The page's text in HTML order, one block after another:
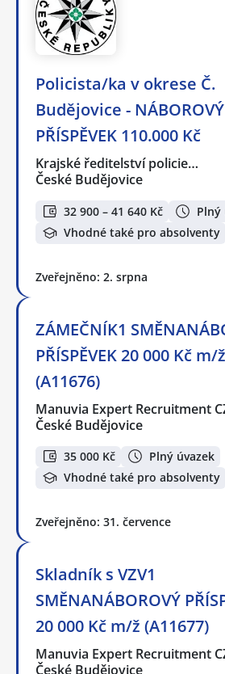
Policista/ka v okrese Č.
Budějovice - NÁBOROVÝ
PŘÍSPĚVEK 110.000 Kč
Krajské ředitelství policie…
České Budějovice
32 900 – 41 640 Kč
Plný
Vhodné také pro absolventy
Zveřejněno: 2. srpna
ZÁMEČNÍK1
PŘÍSPĚVEK 20 000 Kč m/ž
(A11676)
Manuvia Expert Recruitment
České Budějovice
35 000 Kč
Plný úvazek
Vhodné také pro absolventy
Zveřejněno: 31. července
Skladník s VZV1
SMĚNANÁBOROVÝ
20 000 Kč m/ž (A11677)
Manuvia Expert Recruitment
České Budějovice